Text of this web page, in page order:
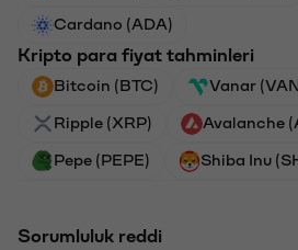
Cardano (ADA)
Kripto para fiyat tahminleri
Bitcoin (BTC) Vanar
Ripple (XRP) Avalanche
Pepe (PEPE) Shiba Inu
Sorumluluk reddi